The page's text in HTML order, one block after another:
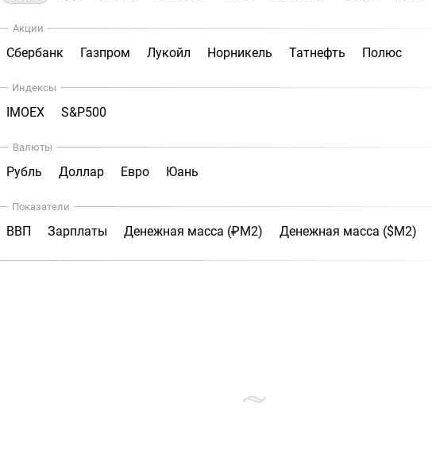
Акции
Сбербанк Газпром Лукойл Норникель Татнефть Полюс
Индексы
IMOEX S&P500
Валюты
Рубль Доллар Евро Юань
Показатели
ВВП Зарплаты Денежная масса (₽М2) Денежная масса ($М2)